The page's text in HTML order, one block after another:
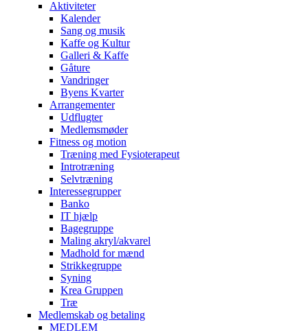
Aktiviteter
Kalender
Sang og musik
Kaffe og Kultur
Galleri & Kaffe
Gåture
Vandringer
Byens Kvarter
Arrangementer
Udflugter
Medlemsmøder
Fitness og motion
Træning med Fysioterapeut
Introtræning
Selvtræning
Interessegrupper
Banko
IT hjælp
Bagegruppe
Maling akryl/akvarel
Madhold for mænd
Strikkegruppe
Syning
Krea Gruppen
Træ
Medlemskab og betaling
MEDLEM